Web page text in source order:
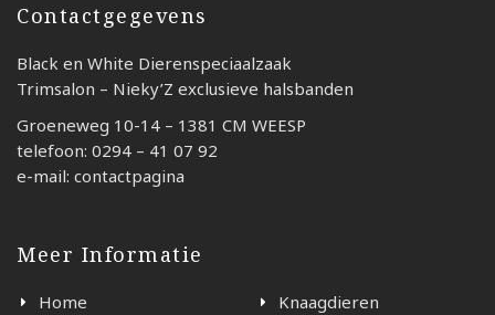
Contactgegevens
Black en White Dierenspeciaalzaak
Trimsalon – Nieky’Z exclusieve halsbanden
Groeneweg 10-14 – 1381 CM WEESP
telefoon: 0294 – 41 07 92
e-mail: contactpagina
Meer Informatie
Home Knaagdieren